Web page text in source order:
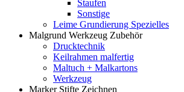
Staufen
Sonstige
Leime Grundierung Spezielles
Malgrund Werkzeug Zubehör
Drucktechnik
Keilrahmen malfertig
Maltuch + Malkartons
Werkzeug
Marker Stifte Zeichnen